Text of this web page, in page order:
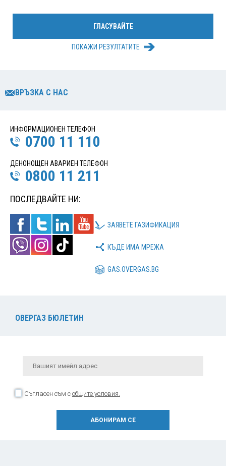
ПОКАЖИ РЕЗУЛТАТИТЕ
ВРЪЗКА С НАС
ИНФОРМАЦИОНЕН ТЕЛЕФОН
0700 11 110
ДЕНОНОЩЕН АВАРИЕН ТЕЛЕФОН
0800 11 211
ПОСЛЕДВАЙТЕ НИ:
ЗАЯВЕТЕ ГАЗИФИКАЦИЯ
КЪДЕ ИМА МРЕЖА
GAS.OVERGAS.BG
ОВЕРГАЗ БЮЛЕТИН
Съгласен съм с общите условия.